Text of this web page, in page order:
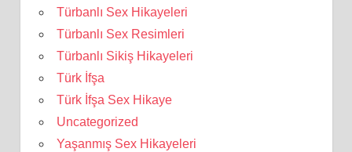
Türbanlı Sex Hikayeleri
Türbanlı Sex Resimleri
Türbanlı Sikiş Hikayeleri
Türk İfşa
Türk İfşa Sex Hikaye
Uncategorized
Yaşanmış Sex Hikayeleri